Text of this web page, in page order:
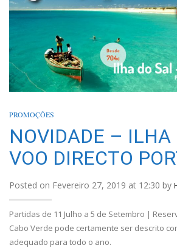
PROMOÇÕES
NOVIDADE – ILHA
VOO DIRECTO
Posted on Fevereiro 27, 2019 at 12:30 by
Partidas de 11 Julho a 5 de Setembro |
Cabo Verde pode certamente ser descrito
adequado para todo o ano.